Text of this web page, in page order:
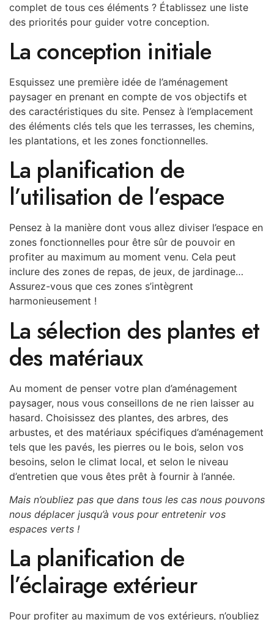
complet de tous ces éléments ? Établissez une liste
des priorités pour guider votre conception.
La conception initiale
Esquissez une première idée de l’aménagement
paysager en prenant en compte de vos objectifs et
des caractéristiques du site. Pensez à l’emplacement
des éléments clés tels que les terrasses, les chemins,
les plantations, et les zones fonctionnelles.
La planification de
l’utilisation de l’espace
Pensez à la manière dont vous allez diviser l’espace en
zones fonctionnelles pour être sûr de pouvoir en
profiter au maximum au moment venu. Cela peut
inclure des zones de repas, de jeux, de jardinage…
Assurez-vous que ces zones s’intègrent
harmonieusement !
La sélection des plantes et
des matériaux
Au moment de penser votre plan d’aménagement
paysager, nous vous conseillons de ne rien laisser au
hasard. Choisissez des plantes, des arbres, des
arbustes, et des matériaux spécifiques d’aménagement
tels que les pavés, les pierres ou le bois, selon vos
besoins, selon le climat local, et selon le niveau
d’entretien que vous êtes prêt à fournir à l’année.
Mais n’oubliez pas que dans tous les cas nous pouvons
nous déplacer jusqu’à vous pour entretenir vos
espaces verts !
La planification de
l’éclairage extérieur
Pour profiter au maximum de vos extérieurs, n’oubliez